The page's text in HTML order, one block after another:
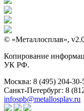
© «Металлосплав»,
Копирование
УК РФ.
Москва: 8 (495) 204-30-
Санкт-Петербург: 8
infospb@metallosplav.ru